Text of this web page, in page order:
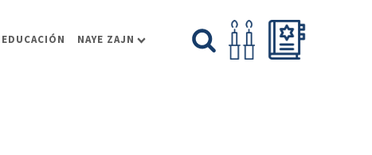
NAYE ZAJN